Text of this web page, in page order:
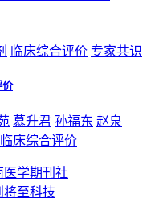
临床综合评价 专家共识
价
慕升君 孙福东 赵泉
临床综合评价
学期刊社
将至科技